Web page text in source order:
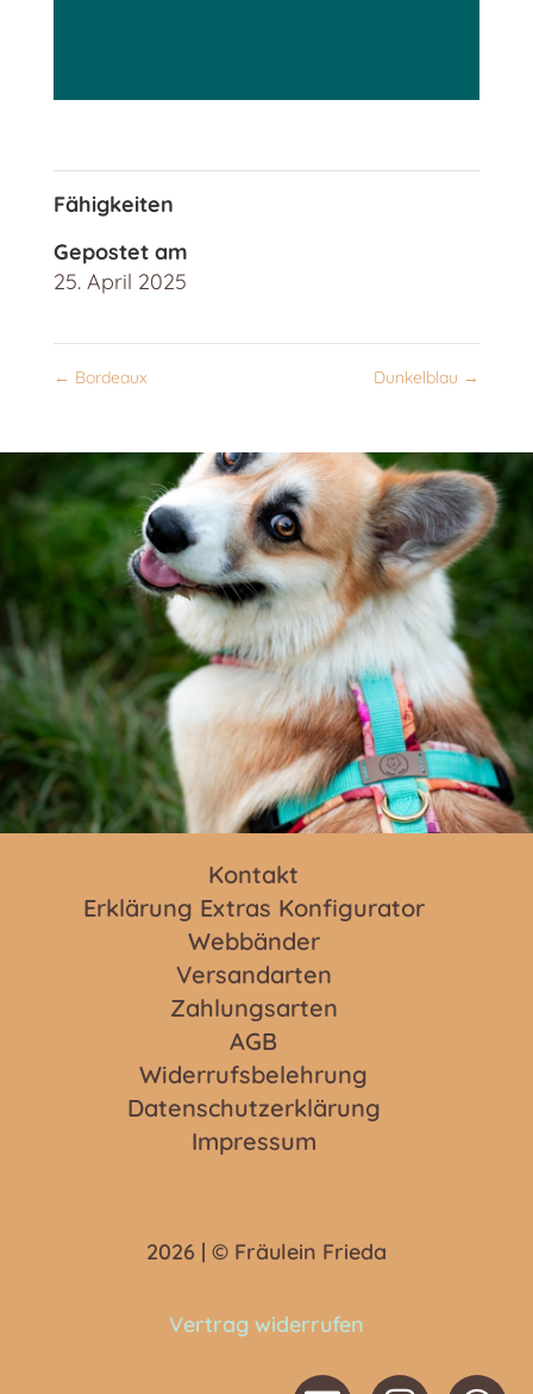
Fähigkeiten
Gepostet am
25. April 2025
← Bordeaux Dunkelblau →
Kontakt
Erklärung Extras Konfigurator
Webbänder
Versandarten
Zahlungsarten
AGB
Widerrufsbelehrung
Datenschutzerklärung
Impressum
2026 | © Fräulein Frieda
Vertrag widerrufen